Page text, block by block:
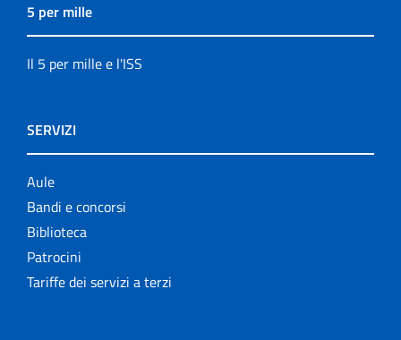
5 per mille
Il 5 per mille e l'ISS
SERVIZI
Aule
Bandi e concorsi
Biblioteca
Patrocini
Tariffe dei servizi a terzi